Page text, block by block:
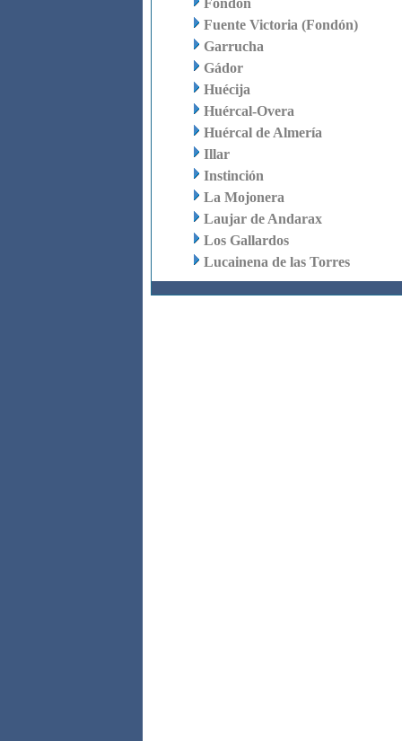
Fondón
Fuente Victoria (Fondón)
Garrucha
Gádor
Huécija
Huércal-Overa
Huércal de Almería
Illar
Instinción
La Mojonera
Laujar de Andarax
Los Gallardos
Lucainena de las Torres